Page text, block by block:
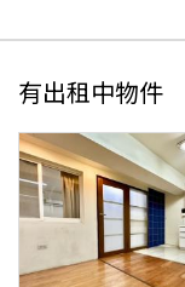
有出租中物件